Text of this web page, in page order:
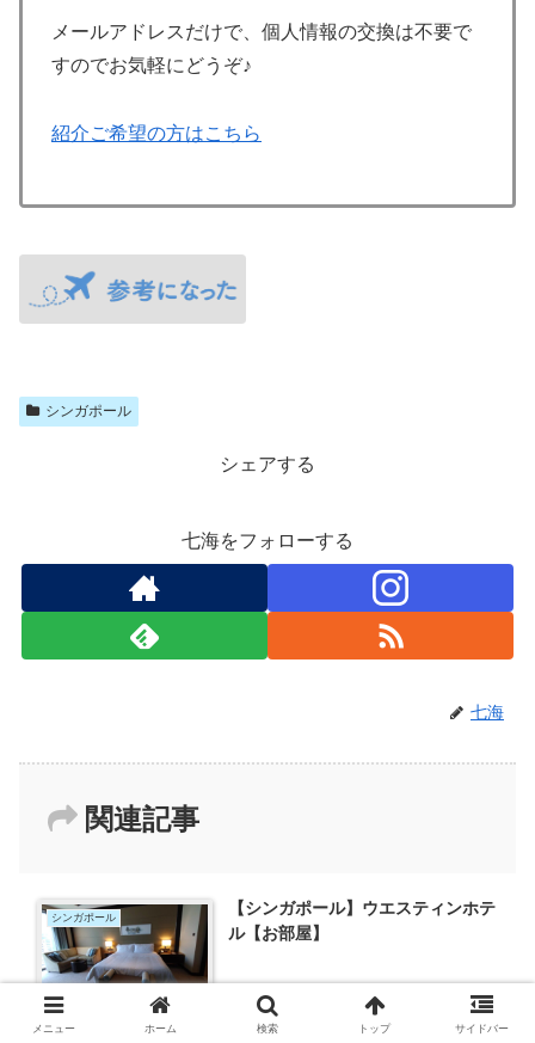
メールアドレスだけで、個人情報の交換は不要で
すのでお気軽にどうぞ♪
紹介ご希望の方はこちら
シンガポール
シェアする
七海をフォローする
七海
関連記事
シンガポール
【シンガポール】ウエスティンホテ
ル【お部屋】
メニュー ホーム 検索 トップ サイドバー